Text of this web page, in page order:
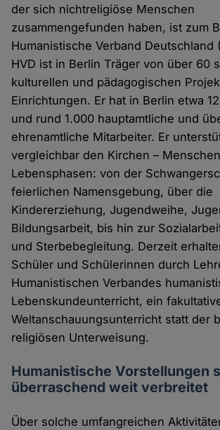
der sich nichtreligiöse Menschen
zusammengefunden haben, ist zum
Humanistische Verband Deutschland
HVD ist in Berlin Träger von über 60
kulturellen und pädagogischen
Einrichtungen. Er hat in Berlin etwa
und rund 1.000 hauptamtliche und
ehrenamtliche Mitarbeiter. Er
vergleichbar den Kirchen –
Lebensphasen: von der
feierlichen Namensgebung, über die
Kindererziehung, Jugendweihe,
Bildungsarbeit, bis hin zur
und Sterbebegleitung. Derzeit
Schüler und Schülerinnen durch
Humanistischen Verbandes
Lebenskundeunterricht, ein
Weltanschauungsunterricht statt der
religiösen Unterweisung.
Humanistische Vorstellungen
überraschend weit verbreitet
Über solche umfangreichen